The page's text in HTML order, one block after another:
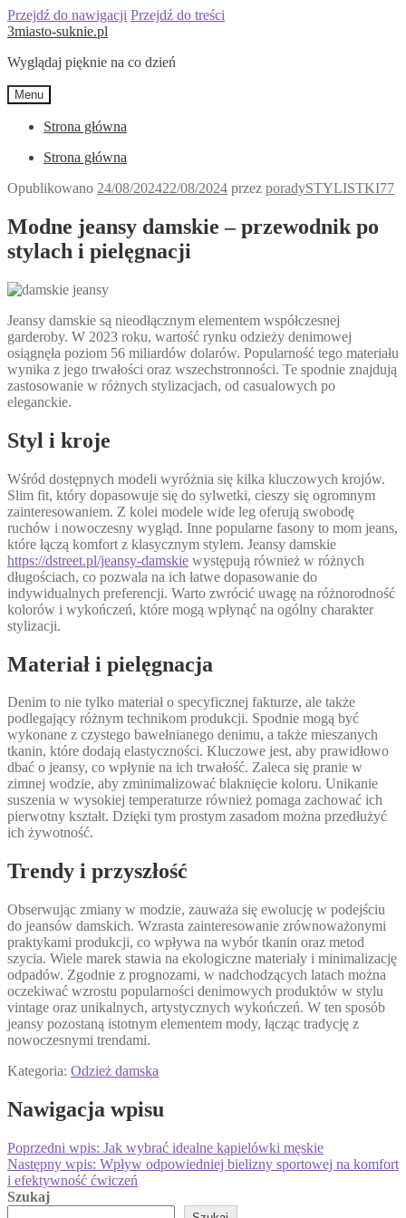
Przejdź do nawigacji Przejdź do treści
3miasto-suknie.pl
Wyglądaj pięknie na co dzień
Menu
Strona główna
Strona główna
Opublikowano 24/08/202422/08/2024 przez poradySTYLISTKI77
Modne jeansy damskie – przewodnik po
stylach i pielęgnacji
Jeansy damskie są nieodłącznym elementem współczesnej
garderoby. W 2023 roku, wartość rynku odzieży denimowej
osiągnęła poziom 56 miliardów dolarów. Popularność tego materiału
wynika z jego trwałości oraz wszechstronności. Te spodnie znajdują
zastosowanie w różnych stylizacjach, od casualowych po
eleganckie.
Styl i kroje
Wśród dostępnych modeli wyróżnia się kilka kluczowych krojów.
Slim fit, który dopasowuje się do sylwetki, cieszy się ogromnym
zainteresowaniem. Z kolei modele wide leg oferują swobodę
ruchów i nowoczesny wygląd. Inne popularne fasony to mom jeans,
które łączą komfort z klasycznym stylem. Jeansy damskie
https://dstreet.pl/jeansy-damskie występują również w różnych
długościach, co pozwala na ich łatwe dopasowanie do
indywidualnych preferencji. Warto zwrócić uwagę na różnorodność
kolorów i wykończeń, które mogą wpłynąć na ogólny charakter
stylizacji.
Materiał i pielęgnacja
Denim to nie tylko materiał o specyficznej fakturze, ale także
podlegający różnym technikom produkcji. Spodnie mogą być
wykonane z czystego bawełnianego denimu, a także mieszanych
tkanin, które dodają elastyczności. Kluczowe jest, aby prawidłowo
dbać o jeansy, co wpłynie na ich trwałość. Zaleca się pranie w
zimnej wodzie, aby zminimalizować blaknięcie koloru. Unikanie
suszenia w wysokiej temperaturze również pomaga zachować ich
pierwotny kształt. Dzięki tym prostym zasadom można przedłużyć
ich żywotność.
Trendy i przyszłość
Obserwując zmiany w modzie, zauważa się ewolucję w podejściu
do jeansów damskich. Wzrasta zainteresowanie zrównoważonymi
praktykami produkcji, co wpływa na wybór tkanin oraz metod
szycia. Wiele marek stawia na ekologiczne materiały i minimalizację
odpadów. Zgodnie z prognozami, w nadchodzących latach można
oczekiwać wzrostu popularności denimowych produktów w stylu
vintage oraz unikalnych, artystycznych wykończeń. W ten sposób
jeansy pozostaną istotnym elementem mody, łącząc tradycję z
nowoczesnymi trendami.
Kategoria: Odzież damska
Nawigacja wpisu
Poprzedni wpis: Jak wybrać idealne kąpielówki męskie
Następny wpis: Wpływ odpowiedniej bielizny sportowej na komfort
i efektywność ćwiczeń
Szukaj